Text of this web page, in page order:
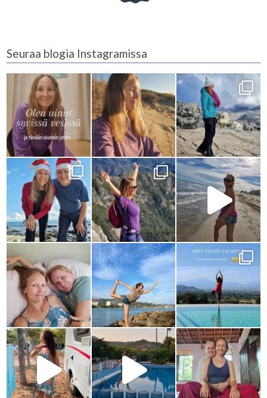
Seuraa blogia Instagramissa